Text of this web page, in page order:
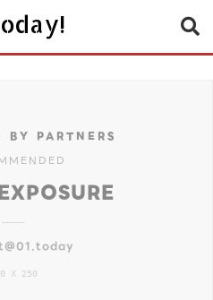
BY PARTNERS
X 250